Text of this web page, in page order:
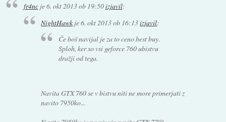
fr4ncje6. okt 2013 ob 19:50izjavil:
NightHawk je6. okt 2013 ob 16:13izjavil:
Če boš navijal je za to ceno best buy.
Sploh, ker so vsi geforce 760 ubistvu
dražji od tega.
Navita GTX 760 se v bistvu niti ne more primerjati z
navito 7950ko...